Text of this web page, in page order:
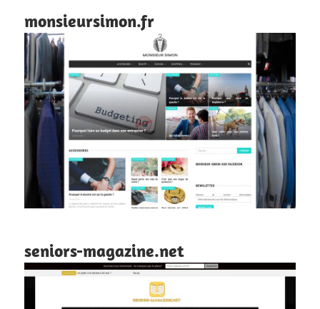
monsieursimon.fr
seniors-magazine.net